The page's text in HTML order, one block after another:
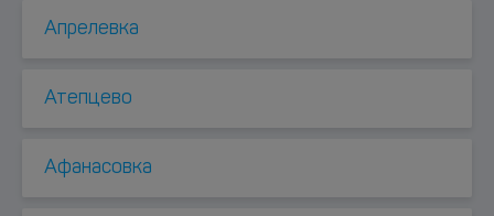
Апрелевка
Атепцево
Афанасовка